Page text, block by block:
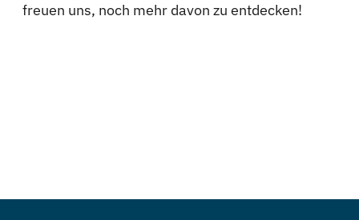
freuen uns, noch mehr davon zu entdecken!